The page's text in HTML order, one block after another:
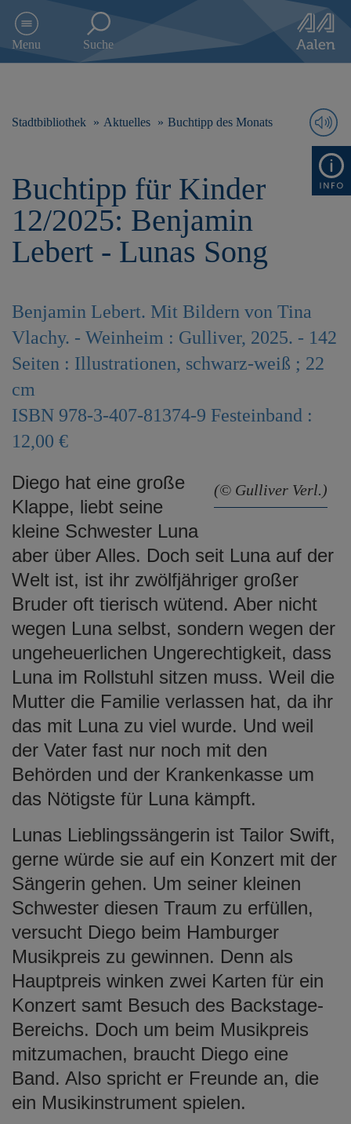
e
n
Menu Suche
Stadtbibliothek Aktuelles Buchtipp des Monats
Buchtipp für Kinder
12/2025: Benjamin
Lebert - Lunas Song
Benjamin Lebert. Mit Bildern von Tina
Vlachy. - Weinheim : Gulliver, 2025. - 142
Seiten : Illustrationen, schwarz-weiß ; 22
cm
ISBN 978-3-407-81374-9 Festeinband :
12,00 €
(© Gulliver Verl.)
Diego hat eine große
Klappe, liebt seine
kleine Schwester Luna
aber über Alles. Doch seit Luna auf der
Welt ist, ist ihr zwölfjähriger großer
Bruder oft tierisch wütend. Aber nicht
wegen Luna selbst, sondern wegen der
ungeheuerlichen Ungerechtigkeit, dass
Luna im Rollstuhl sitzen muss. Weil die
Mutter die Familie verlassen hat, da ihr
das mit Luna zu viel wurde. Und weil
der Vater fast nur noch mit den
Behörden und der Krankenkasse um
das Nötigste für Luna kämpft.
Lunas Lieblingssängerin ist Tailor Swift,
gerne würde sie auf ein Konzert mit der
Sängerin gehen. Um seiner kleinen
Schwester diesen Traum zu erfüllen,
versucht Diego beim Hamburger
Musikpreis zu gewinnen. Denn als
Hauptpreis winken zwei Karten für ein
Konzert samt Besuch des Backstage-
Bereichs. Doch um beim Musikpreis
mitzumachen, braucht Diego eine
Band. Also spricht er Freunde an, die
ein Musikinstrument spielen.